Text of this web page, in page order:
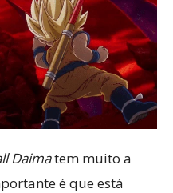
Daimatem muito a
é que está